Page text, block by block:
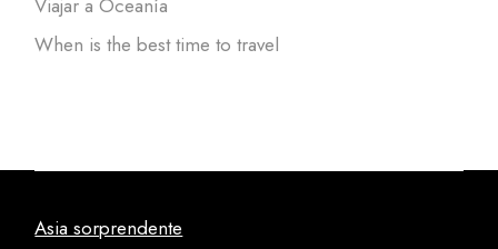
Viajar a Oceanía
When is the best time to travel
Asia sorprendente